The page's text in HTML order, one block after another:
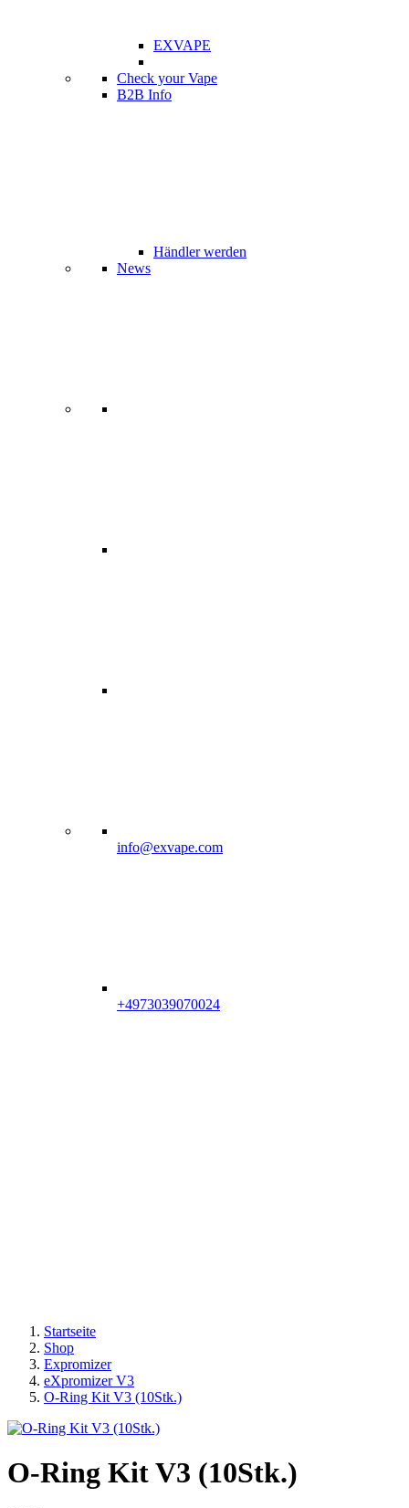
EXVAPE
Check your Vape
B2B Info
Händler werden
News
info@exvape.com
+4973039070024
Startseite
Shop
Expromizer
eXpromizer V3
O-Ring Kit V3 (10Stk.)
O-Ring Kit V3 (10Stk.)